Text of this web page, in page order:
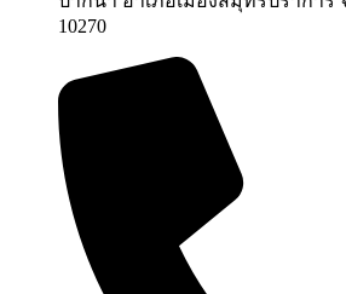
10270